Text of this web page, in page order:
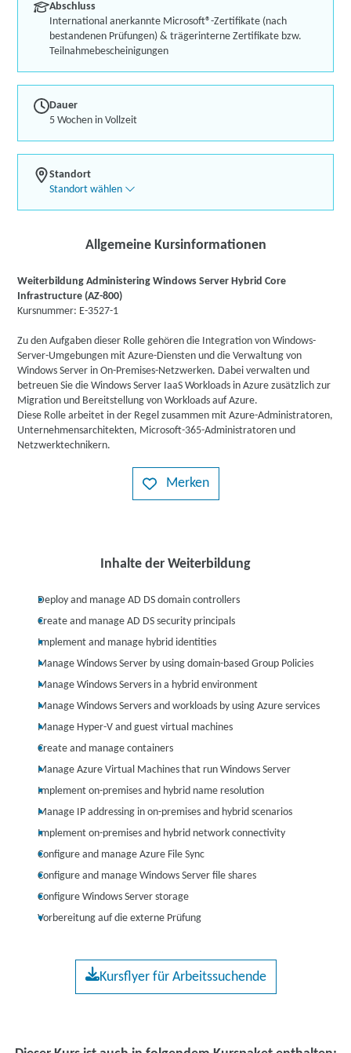
Abschluss
International anerkannte Microsoft®-Zertifikate (nach
bestandenen Prüfungen) & trägerinterne Zertifikate bzw.
Teilnahmebescheinigungen
Dauer
5 Wochen in Vollzeit
Standort
Standort wählen
Allgemeine Kursinformationen
Weiterbildung Administering Windows Server Hybrid Core
Infrastructure (AZ-800)
Kursnummer: E-3527-1
Zu den Aufgaben dieser Rolle gehören die Integration von Windows-
Server-Umgebungen mit Azure-Diensten und die Verwaltung von
Windows Server in On-Premises-Netzwerken. Dabei verwalten und
betreuen Sie die Windows Server IaaS Workloads in Azure zusätzlich zur
Migration und Bereitstellung von Workloads auf Azure.
Diese Rolle arbeitet in der Regel zusammen mit Azure-Administratoren,
Unternehmensarchitekten, Microsoft-365-Administratoren und
Netzwerktechnikern.
Merken
Inhalte der Weiterbildung
Deploy and manage AD DS domain controllers
Create and manage AD DS security principals
Implement and manage hybrid identities
Manage Windows Server by using domain-based Group Policies
Manage Windows Servers in a hybrid environment
Manage Windows Servers and workloads by using Azure services
Manage Hyper-V and guest virtual machines
Create and manage containers
Manage Azure Virtual Machines that run Windows Server
Implement on-premises and hybrid name resolution
Manage IP addressing in on-premises and hybrid scenarios
Implement on-premises and hybrid network connectivity
Configure and manage Azure File Sync
Configure and manage Windows Server file shares
Configure Windows Server storage
Vorbereitung auf die externe Prüfung
Kursflyer für Arbeitssuchende